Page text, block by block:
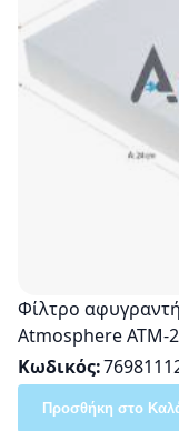
Φίλτρο
Atmosphere ATM-
Κωδικός
Προσθήκη στο